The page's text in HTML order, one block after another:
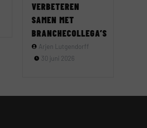
VERBETEREN
SAMEN MET
BRANCHECOLLEGA’S
Arjen Lutgendorff
30 juni 2026